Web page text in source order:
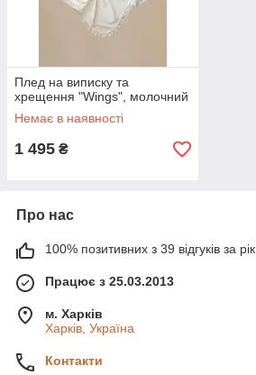
Плед на виписку та
хрещення "Wings", молочний
Немає в наявності
1 495 ₴
Про нас
100% позитивних з 39 відгуків за рік
Працює з 25.03.2013
м. Харків
Харків, Україна
Контакти